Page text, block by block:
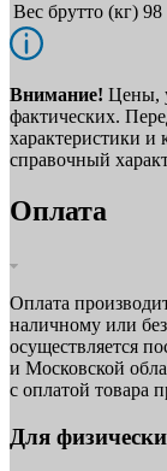
Вес брутто (кг) 98
Внимание! Цены,
фактических.
характеристики
справочный
Оплата
Оплата
наличному или
осуществляется
и Московской
с оплатой товара
Для